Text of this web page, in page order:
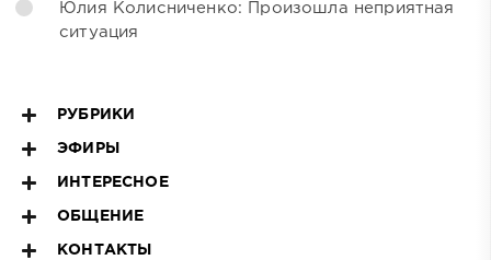
Юлия Колисниченко: Произошла неприятная
ситуация
РУБРИКИ
ЭФИРЫ
ИНТЕРЕСНОЕ
ОБЩЕНИЕ
КОНТАКТЫ